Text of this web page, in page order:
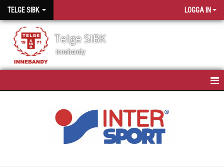
TELGE SIBK LOGGA IN
Telge SIBK
Innebandy